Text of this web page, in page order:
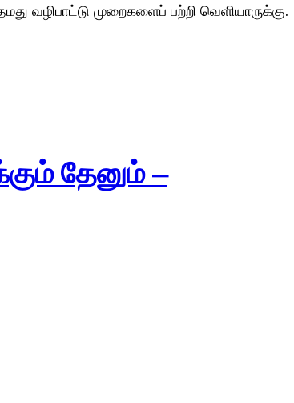
முறைகளைப் பற்றி வெளியாருக்கு.
தேனும் –